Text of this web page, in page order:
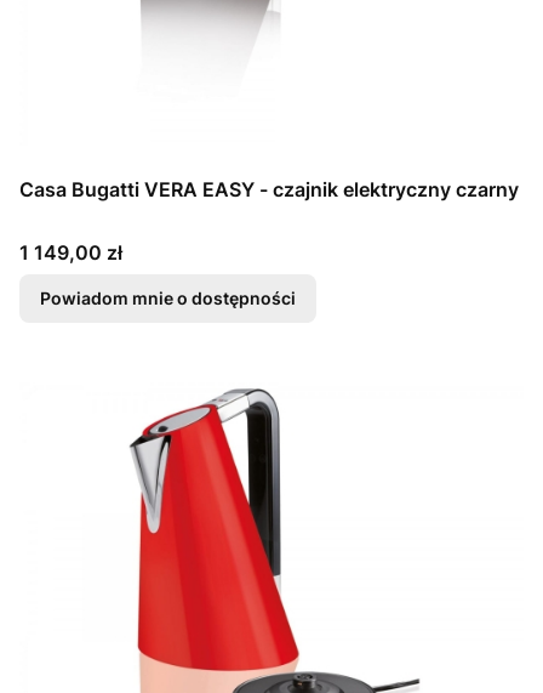
Casa Bugatti VERA EASY - czajnik elektryczny czarny
Cena
1 149,00 zł
Powiadom mnie o dostępności